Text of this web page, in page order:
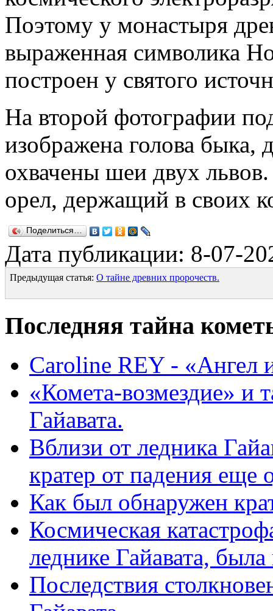
Поэтому у монастыря
выраженная символика
построен у святого
На второй фотографии
изображена голова быка,
охвачены шеи двух
орел, держащий в своих
Поделиться…
Дата публикации: 8-07-
Предыдущая статья: О тайне древних пророчеств.
Последняя тайна
Caroline REY - «Ангел
«Комета-возмездие» и
Гайавата.
Вблизи от ледника
кратер от падения еще
Как был обнаружен
Космическая
леднике Гайавата,
Последствия